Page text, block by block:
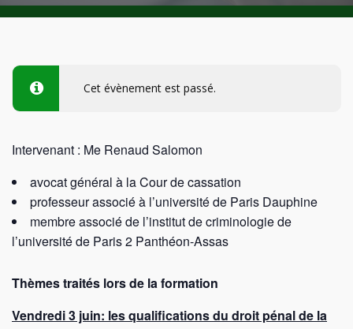
Cet évènement est passé.
Intervenant : Me Renaud Salomon
avocat général à la Cour de cassation
professeur associé à l’université de Paris Dauphine
membre associé de l’institut de criminologie de
l’université de Paris 2 Panthéon-Assas
Thèmes traités lors de la formation
Vendredi 3 juin: les qualifications du droit pénal de la